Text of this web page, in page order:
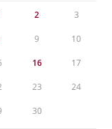
2 3
9 10
16 17
23 24
30